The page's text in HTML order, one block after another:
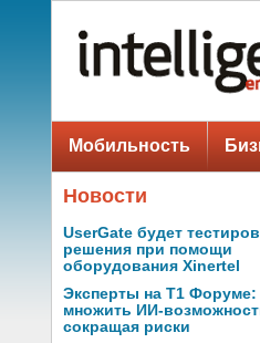
Мобильность
Новости
UserGate будет
решения при помощи
оборудования Xinertel
Эксперты на Т1 Форуме:
множить ИИ-
сокращая риски